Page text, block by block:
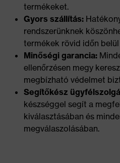
termékeket.
Gyors szállítás:
rendszerünknek
termékek rövid időn
Minőségi garancia:
ellenőrzésen megy
megbízható védelmet
Segítőkész
készséggel segít a
kiválasztásában és
megválaszolásában.